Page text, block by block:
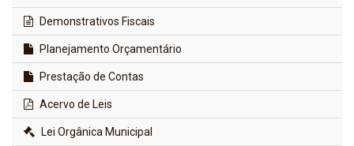
Demonstrativos Fiscais
Planejamento Orçamentário
Prestação de Contas
Acervo de Leis
Lei Orgânica Municipal